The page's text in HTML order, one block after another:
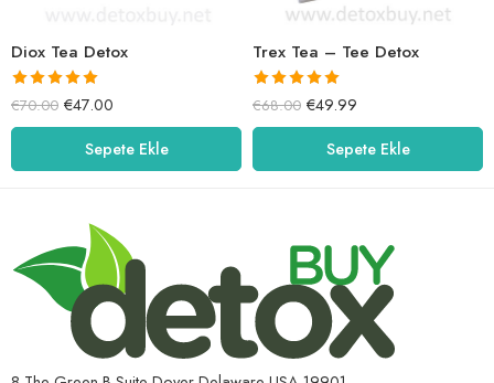
Diox Tea Detox
5 üzerinden
5.00oy aldı
€70.00 €47.00
Sepete Ekle
Trex Tea – Tee Detox
5 üzerinden
5.00oy aldı
€68.00 €49.99
Sepete Ekle